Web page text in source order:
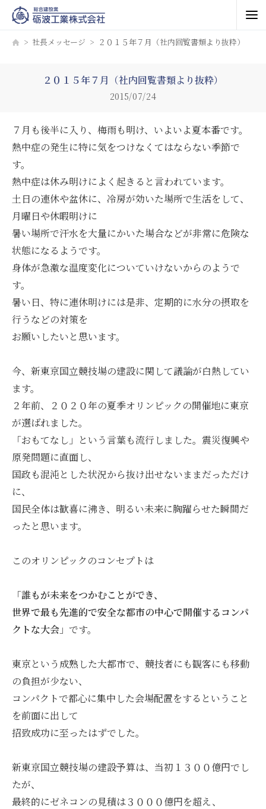
社長メッセージ ２０１５年７月（社内回覧書類より抜粋）
２０１５年７月（社内回覧書類より抜粋）
2015/07/24
７月も後半に入り、梅雨も明け、いよいよ夏本番です。
熱中症の発生に特に気をつけなくてはならない季節で
す。
熱中症は休み明けによく起きると言われています。
土日の連休や盆休に、冷房が効いた場所で生活をして、
月曜日や休暇明けに
暑い場所で汗水を大量にかいた場合などが非常に危険な
状態になるようです。
身体が急激な温度変化についていけないからのようで
す。
暑い日、特に連休明けには是非、定期的に水分の摂取を
行うなどの対策を
お願いしたいと思います。
今、新東京国立競技場の建設に関して議論が白熱してい
ます。
２年前、２０２０年の夏季オリンピックの開催地に東京
が選ばれました。
「おもてなし」という言葉も流行しました。震災復興や
原発問題に直面し、
国政も混沌とした状況から抜け出せないままだっただけ
に、
国民全体は歓喜に沸き、明るい未来に胸躍らせた瞬間だ
ったと思います。
このオリンピックのコンセプトは
「誰もが未来をつかむことができ、
世界で最も先進的で安全な都市の中心で開催するコンパ
クトな大会」 です。
東京という成熟した大都市で、競技者にも観客にも移動
の負担が少ない、
コンパクトで都心に集中した会場配置をするということ
を前面に出して
招致成功に至ったはずでした。
新東京国立競技場の建設予算は、当初１３００億円でし
たが、
最終的にゼネコンの見積は３０００億円を超え、